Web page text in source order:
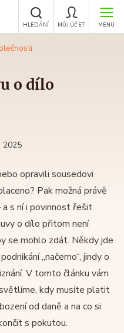
MENU
MŮJ ÚČET
HLEDÁNÍ
o dílo
2025
opravili sousedovi
Pak možná právě
s ní i povinnost řešit
o dílo přitom není
se mohlo zdát. Někdy jde
„načerno“, jindy o
V tomto článku vám
kdy musíte platit
od daně a na co si
s pokutou.